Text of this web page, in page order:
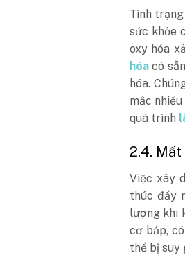
Tình
sức khỏe
oxy hóa
hóacó
hóa.
mắc
quá trình
2.4. Mất
Việc xây
thúc đẩy
lượng khi
cơ bắp,
thể bị suy